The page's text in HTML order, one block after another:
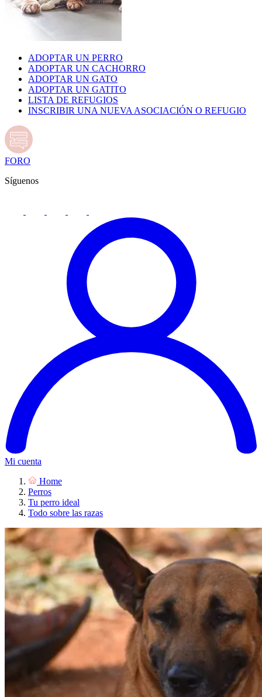
ADOPTAR UN PERRO
ADOPTAR UN CACHORRO
ADOPTAR UN GATO
ADOPTAR UN GATITO
LISTA DE REFUGIOS
INSCRIBIR UNA NUEVA ASOCIACIÓN O REFUGIO
FORO
Síguenos
Mi cuenta
Home
Perros
Tu perro ideal
Todo sobre las razas